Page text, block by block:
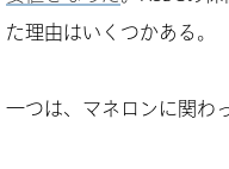
た理由はいくつかある。
一つは、マネロンに関わ